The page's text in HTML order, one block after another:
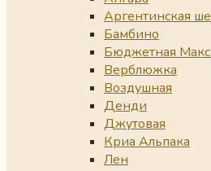
Аргентинская
Бамбино
Бюджетная
Верблюжка
Воздушная
Денди
Джутовая
Криа Альпака
Лен